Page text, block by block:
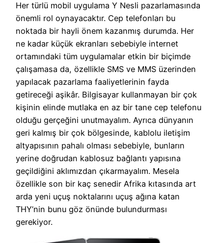
Her türlü mobil uygulama Y Nesli pazarlamasında
önemli rol oynayacaktır. Cep telefonları bu
noktada bir hayli önem kazanmış durumda. Her
ne kadar küçük ekranları sebebiyle internet
ortamındaki tüm uygulamalar etkin bir biçimde
çalışamasa da, özellikle SMS ve MMS üzerinden
yapılacak pazarlama faaliyetlerinin fayda
getireceği aşikâr. Bilgisayar kullanmayan bir çok
kişinin elinde mutlaka en az bir tane cep telefonu
olduğu gerçeğini unutmayalım. Ayrıca dünyanın
geri kalmış bir çok bölgesinde, kablolu iletişim
altyapısının pahalı olması sebebiyle, bunların
yerine doğrudan kablosuz bağlantı yapısına
geçildiğini aklımızdan çıkarmayalım. Mesela
özellikle son bir kaç senedir Afrika kıtasında art
arda yeni uçuş noktalarını uçuş ağına katan
THY’nin bunu göz önünde bulundurması
gerekiyor.